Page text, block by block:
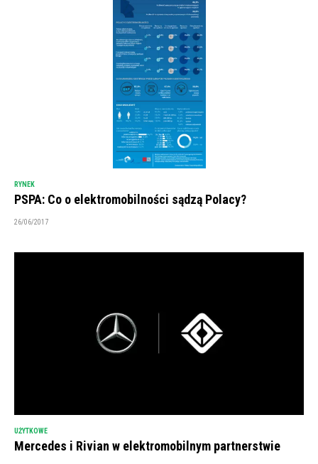
RYNEK
PSPA: Co o elektromobilności sądzą Polacy?
26/06/2017
UŻYTKOWE
Mercedes i Rivian w elektromobilnym partnerstwie